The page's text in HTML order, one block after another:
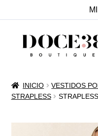
SALTAR
VENTA
REBAJAS
INICIO VESTIDOS
STRAPLESS